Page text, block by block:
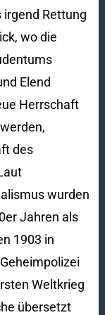
Rettung
wo die
Elend
Herrschaft
des
wurden
Jahren als
1903 in
Weltkrieg
übersetzt